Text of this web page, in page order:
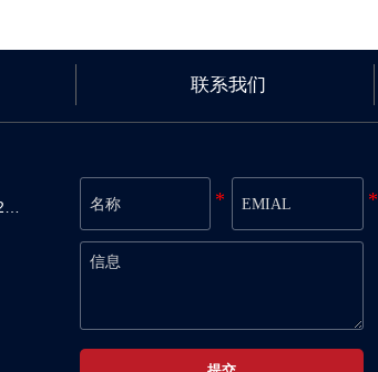
联系我们